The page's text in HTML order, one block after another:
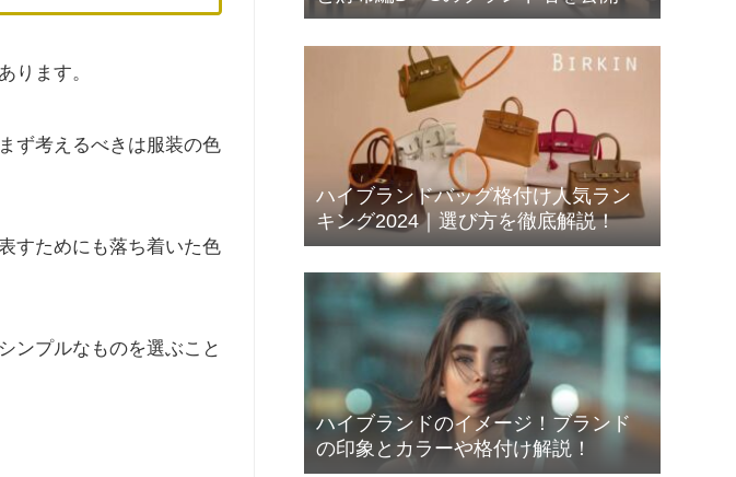
ります。
ず考えるべきは服装の色
すためにも落ち着いた色
ンプルなものを選ぶこと
ハイブランドバッグ格付け人気ラン
キング2024｜選び方を徹底解説！
ハイブランドのイメージ！ブランド
の印象とカラーや格付け解説！